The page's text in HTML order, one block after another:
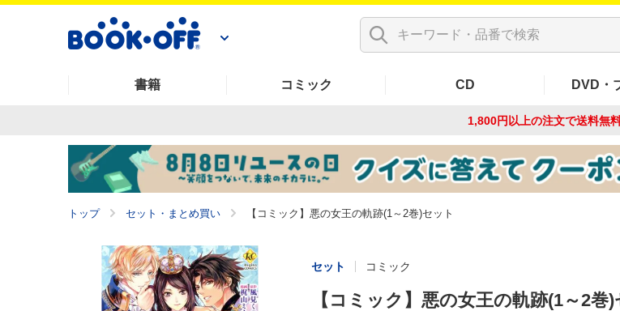
書籍 コミック CD DVD・
1,800円以上の注文で送料無
トップ セット・まとめ買い 【コミック】悪の女王の軌跡(1～2巻)セット
セット コミック
【コミック】悪の女王の軌跡(1～2巻)